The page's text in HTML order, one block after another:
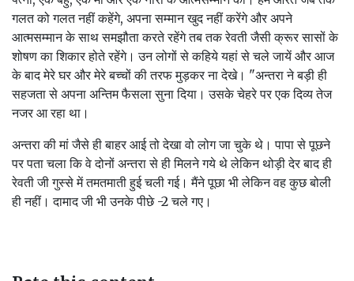
गलत को गलत नहीं कहेंगे, अपना सम्मान खुद नहीं करेंगे और अपने
आत्मसम्मान के साथ समझौता करते रहेंगे तब तक रेवती जैसी क्रूर सासों के
शोषण का शिकार होते रहेंगे। उन लोगों से कहिये यहां से चले जायें और आज
के बाद मेरे घर और मेरे बच्चों की तरफ मुड़कर ना देखे। "अन्तरा ने बड़ी ही
सहजता से अपना अन्तिम फैसला सुना दिया। उसके चेहरे पर एक दिव्य तेज
नजर आ रहा था।
अन्तरा की मां जैसे ही बाहर आई तो देखा वो लोग जा चुके थे। पापा से पूछने
पर पता चला कि वे दोनों अन्तरा से ही मिलने गये थे लेकिन थोड़ी देर बाद ही
रेवती जी गुस्से में तमतमाती हुई चली गई। मैंने पूछा भी लेकिन वह कुछ बोली
ही नहीं। दामाद जी भी उनके पीछे -2 चले गए।